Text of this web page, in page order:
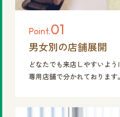
Point.01
男女別の店舗展開
どなたでも来店しやすいよう
専用店舗で分かれております。